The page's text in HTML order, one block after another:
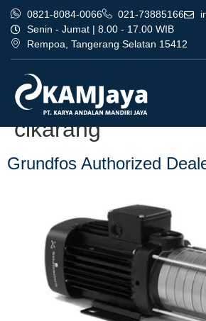
0821-8084-0066 021-73885166
Senin - Jumat | 8.00 - 17.00 WIB
Rempoa, Tangerang Selatan 15412
Tag:
dealer jakarta
cikarang
Grundfos Authorized